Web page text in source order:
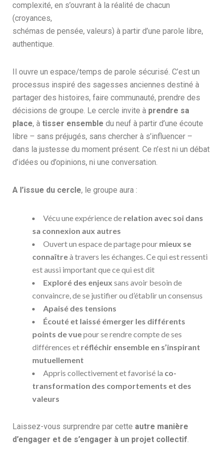
complexité, en s’ouvrant à la réalité de chacun
(croyances,
schémas de pensée, valeurs) à partir d’une parole libre,
authentique.
Il ouvre un espace/temps de parole sécurisé. C’est un
processus inspiré des sagesses anciennes destiné à
partager des histoires, faire communauté, prendre des
décisions de groupe. Le cercle invite à prendre sa
place, à tisser ensemble du neuf à partir d’une écoute
libre – sans préjugés, sans chercher à s’influencer –
dans la justesse du moment présent. Ce n’est ni un débat
d’idées ou d’opinions, ni une conversation.
A l’issue du cercle, le groupe aura :
Vécu une expérience de relation avec soi dans
sa connexion aux autres
Ouvert un espace de partage pour mieux se
connaîtreà travers les échanges. Ce qui est ressenti
est aussi important que ce qui est dit
Exploré des enjeux sans avoir besoin de
convaincre, de se justifier ou d’établir un consensus
Apaisé des tensions
Écouté et laissé émerger les différents
points de vuepour se rendre compte de ses
différences et réfléchir ensemble en s’inspirant
mutuellement
Appris collectivement et favorisé la co-
transformation des comportements et des
valeurs
Laissez-vous surprendre par cette autre manière
d’engager et de s’engager à un projet collectif.